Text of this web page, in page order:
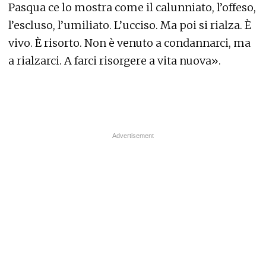
Pasqua ce lo mostra come il calunniato, l’offeso,
l’escluso, l’umiliato. L’ucciso. Ma poi si rialza. È
vivo. È risorto. Non è venuto a condannarci, ma
a rialzarci. A farci risorgere a vita nuova».